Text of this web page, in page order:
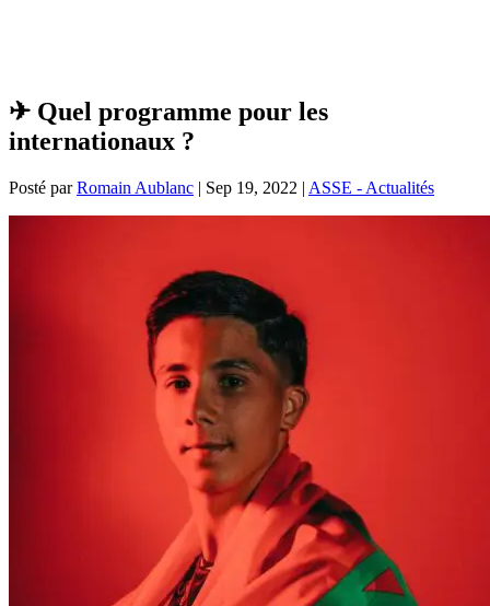
✈ Quel programme pour les
internationaux ?
Posté parRomain Aublanc | Sep 19, 2022 | ASSE - Actualités